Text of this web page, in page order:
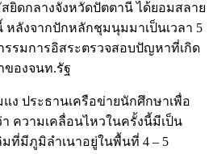
ดกลางจังหวัดปัตตานี ได้ยอมสลาย
ลังจากปักหลักชุมนุมมาเป็นเวลา 5
รมการอิสระตรวจสอบปัญหาที่เกิด
องจนท.รัฐ
ง ประธานเครือข่ายนักศึกษาเพื่อ
ความเคลื่อนไหวในครั้งนี้มีเป็น
ที่มีภูมิลำเนาอยู่ในพื้นที่ 4 – 5